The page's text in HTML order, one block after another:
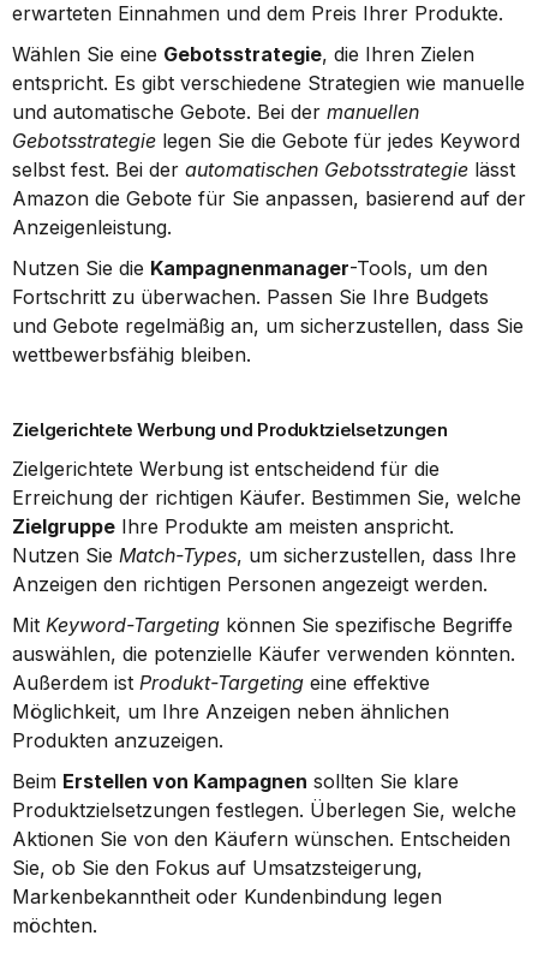
erwarteten Einnahmen und dem Preis Ihrer Produkte.
Wählen Sie eine Gebotsstrategie, die Ihren Zielen
entspricht. Es gibt verschiedene Strategien wie manuelle
und automatische Gebote. Bei der manuellen
Gebotsstrategie legen Sie die Gebote für jedes Keyword
selbst fest. Bei der automatischen Gebotsstrategie lässt
Amazon die Gebote für Sie anpassen, basierend auf der
Anzeigenleistung.
Nutzen Sie die Kampagnenmanager-Tools, um den
Fortschritt zu überwachen. Passen Sie Ihre Budgets
und Gebote regelmäßig an, um sicherzustellen, dass Sie
wettbewerbsfähig bleiben.
Zielgerichtete Werbung und Produktzielsetzungen
Zielgerichtete Werbung ist entscheidend für die
Zielgruppe Ihre Produkte am meisten anspricht.
Nutzen Sie Match-Types, um sicherzustellen, dass Ihre
Anzeigen den richtigen Personen angezeigt werden.
Mit Keyword-Targeting können Sie spezifische Begriffe
auswählen, die potenzielle Käufer verwenden könnten.
Außerdem ist Produkt-Targeting eine effektive
Möglichkeit, um Ihre Anzeigen neben ähnlichen
Produkten anzuzeigen.
Beim Erstellen von Kampagnen sollten Sie klare
Produktzielsetzungen festlegen. Überlegen Sie, welche
Aktionen Sie von den Käufern wünschen. Entscheiden
Sie, ob Sie den Fokus auf Umsatzsteigerung,
Markenbekanntheit oder Kundenbindung legen
möchten.